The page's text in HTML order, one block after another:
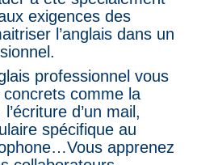
exigences des
l’anglais dans un
professionnel vous
comme la
d’un mail,
spécifique au
apprenez